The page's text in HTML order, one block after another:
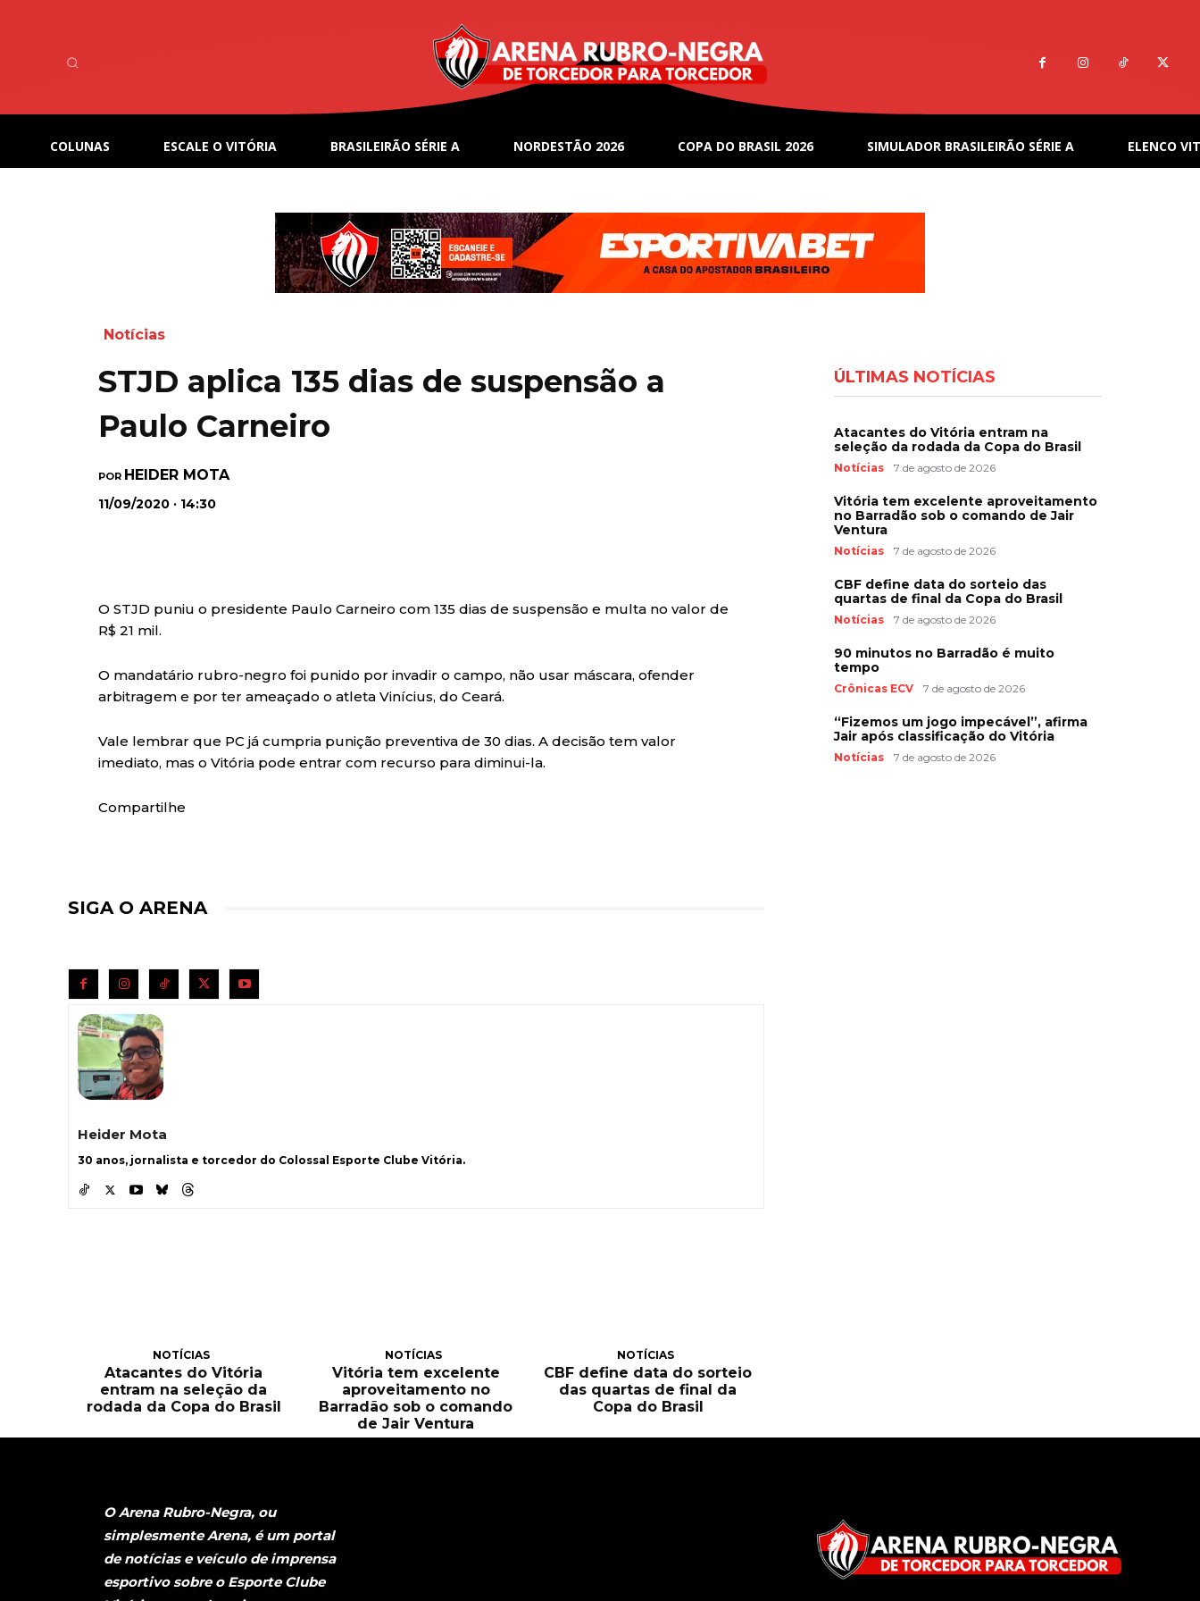
COLUNAS ESCALE O VITÓRIA BRASILEIRÃO SÉRIE A NORDESTÃO 2026 COPA DO BRASIL 2026 SIMULADOR BRASILEIRÃO SÉRIE A ELENCO
Notícias
STJD aplica 135 dias de suspensão a
Paulo Carneiro
POR HEIDER MOTA
11/09/2020 · 14:30
O STJD puniu o presidente Paulo Carneiro com 135 dias de suspensão e multa no valor de
R$ 21 mil.
O mandatário rubro-negro foi punido por invadir o campo, não usar máscara, ofender
arbitragem e por ter ameaçado o atleta Vinícius, do Ceará.
Vale lembrar que PC já cumpria punição preventiva de 30 dias. A decisão tem valor
imediato, mas o Vitória pode entrar com recurso para diminui-la.
Compartilhe
SIGA O ARENA
Heider Mota
30 anos, jornalista e torcedor do Colossal Esporte Clube Vitória.
NOTÍCIAS
Atacantes do Vitória
entram na seleção da
rodada da Copa do Brasil
NOTÍCIAS
Vitória tem excelente
aproveitamento no
Barradão sob o comando
de Jair Ventura
NOTÍCIAS
CBF define data do sorteio
das quartas de final da
Copa do Brasil
ÚLTIMAS NOTÍCIAS
Atacantes do Vitória entram na
seleção da rodada da Copa do Brasil
Notícias 7 de agosto de 2026
Vitória tem excelente aproveitamento
no Barradão sob o comando de Jair
Ventura
Notícias 7 de agosto de 2026
CBF define data do sorteio das
quartas de final da Copa do Brasil
Notícias 7 de agosto de 2026
90 minutos no Barradão é muito
tempo
Crônicas ECV 7 de agosto de 2026
“Fizemos um jogo impecável”, afirma
Jair após classificação do Vitória
Notícias 7 de agosto de 2026
O Arena Rubro-Negra, ou
simplesmente Arena, é um portal
de notícias e veículo de imprensa
esportivo sobre o Esporte Clube